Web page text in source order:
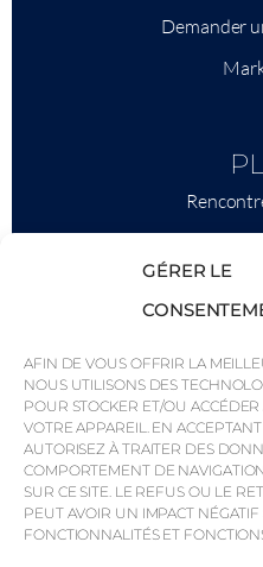
GÉRER LE
AFIN DE VOUS OFFRIR LA
NOUS UTILISONS DES
POUR STOCKER ET/OU
VOTRE APPAREIL. EN
AUTORISEZ À TRAITER DES
COMPORTEMENT DE
SUR CE SITE. LE REFUS OU LE
PEUT AVOIR UN IMPACT
FONCTIONNALITÉS ET
Demander
Pourquoi
Actualités
Cartes